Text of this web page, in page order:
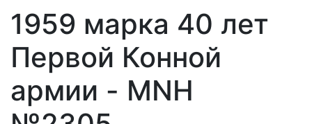
1959 марка 40 лет
Первой Конной
армии - MNH